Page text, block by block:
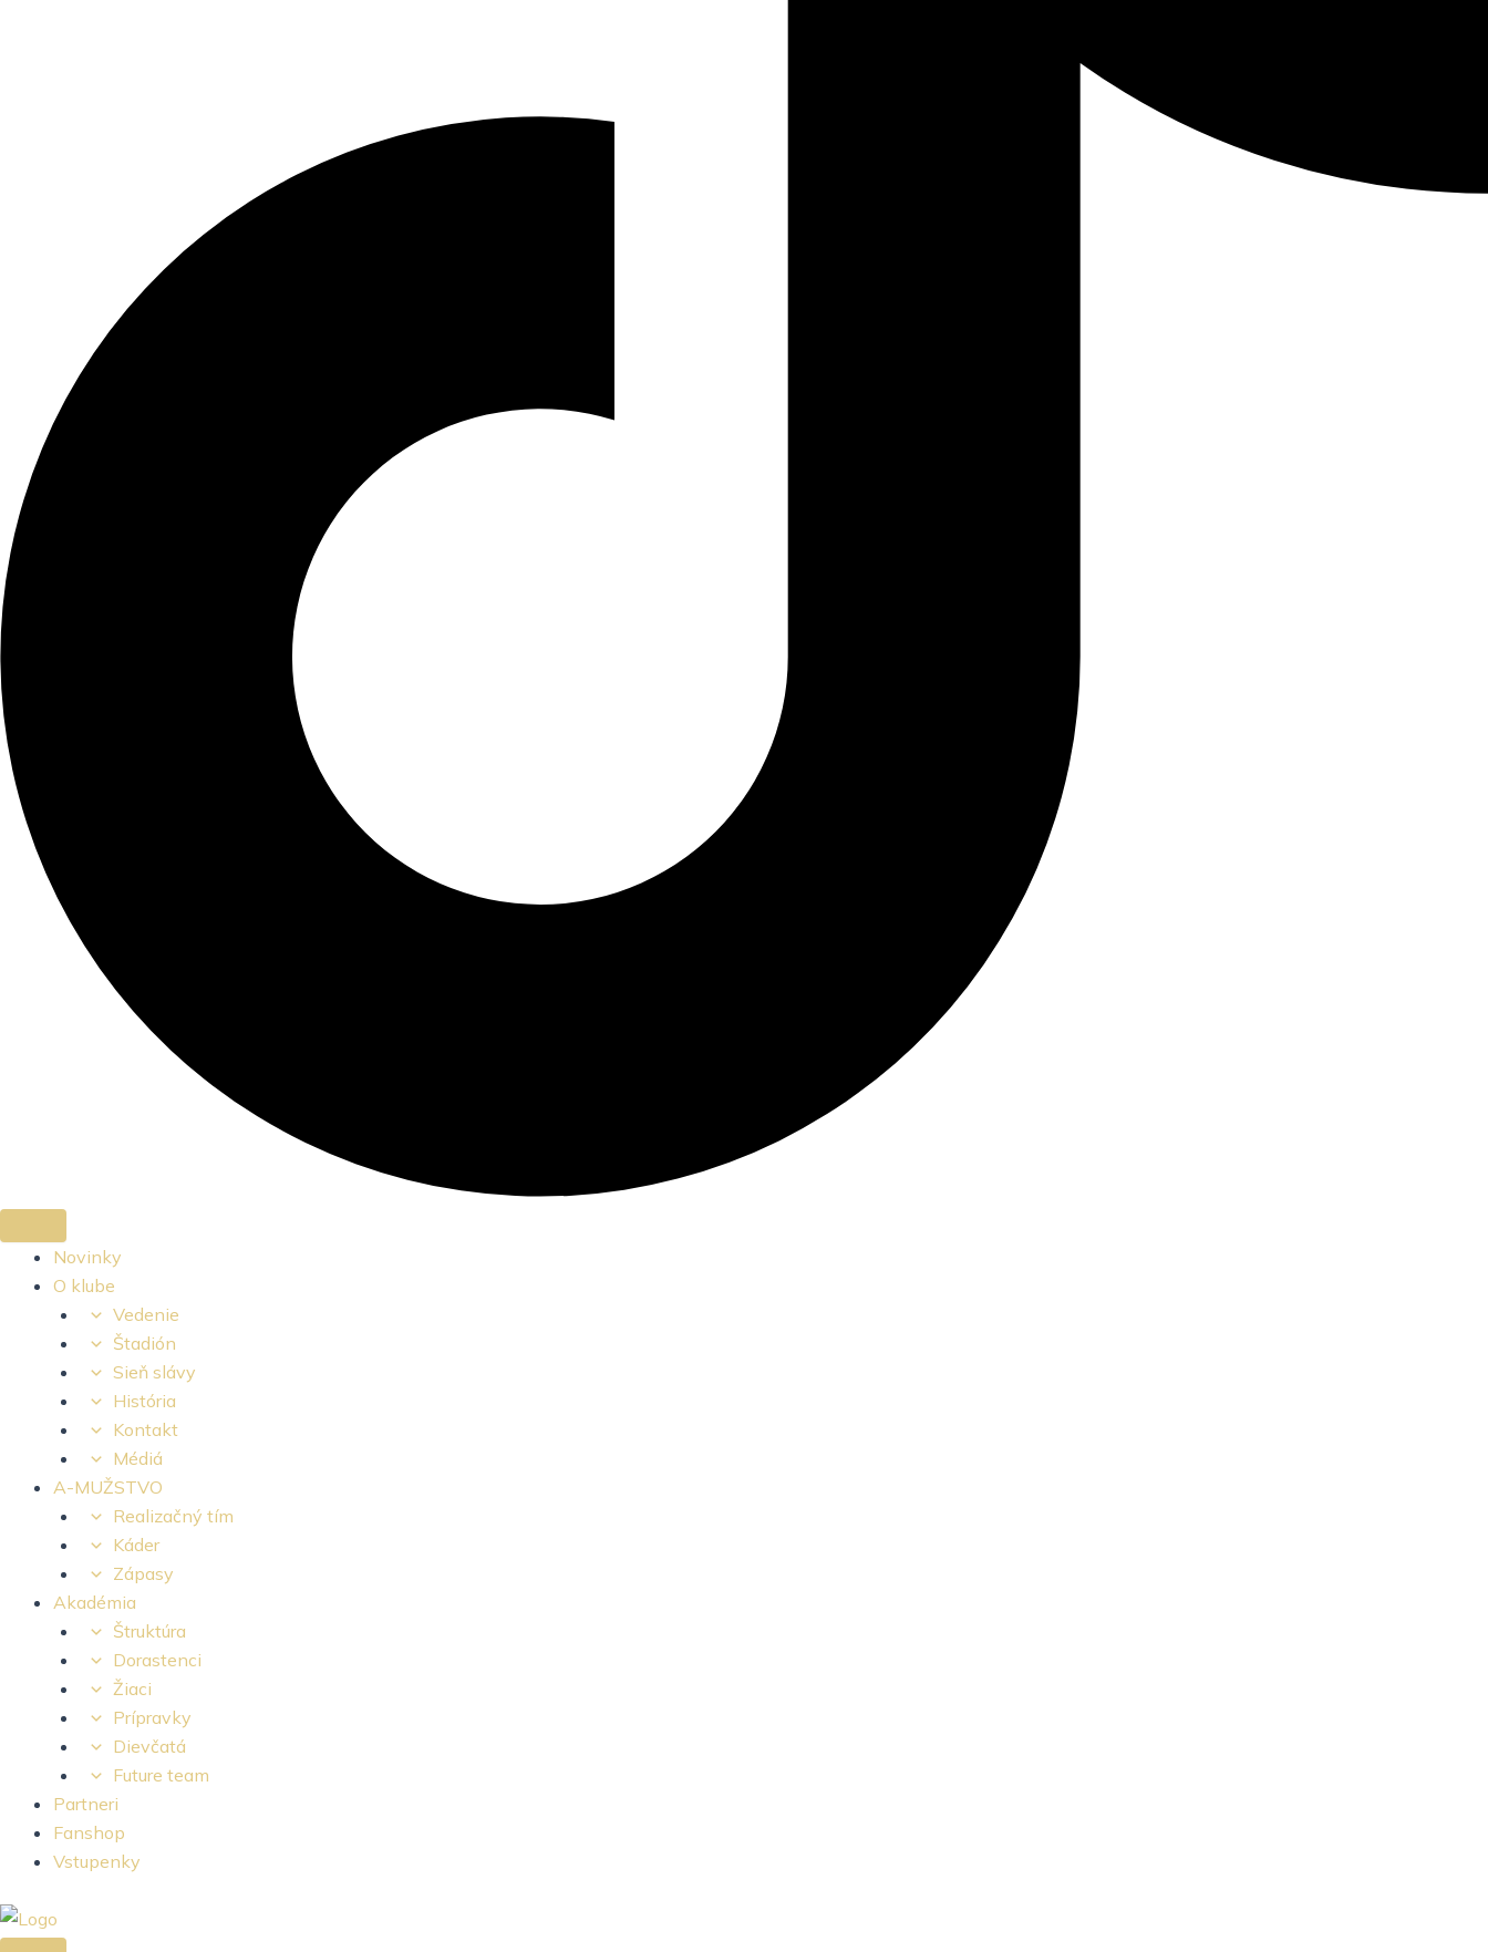
Novinky
O klube
Vedenie
Štadión
Sieň slávy
História
Kontakt
Médiá
A-MUŽSTVO
Realizačný tím
Káder
Zápasy
Akadémia
Štruktúra
Dorastenci
Žiaci
Prípravky
Dievčatá
Future team
Partneri
Fanshop
Vstupenky